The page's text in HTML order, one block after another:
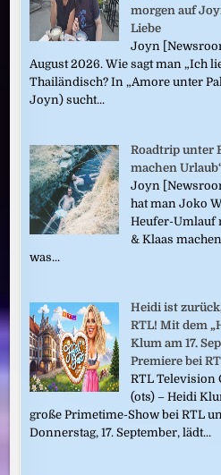
morgen auf
Liebe
Joyn
August 2026. Wie sagt man „Ich
Thailändisch? In „Amore unter
Joyn) sucht...
Roadtrip unter
machen
Joyn
hat man Joko
Heufer-Umlauf
& Klaas
was...
Heidi ist
RTL! Mit dem
Klum am 17.
Premiere bei
RTL Television
(ots) – Heidi
große Primetime-Show bei RTL
Donnerstag, 17. September, lädt...